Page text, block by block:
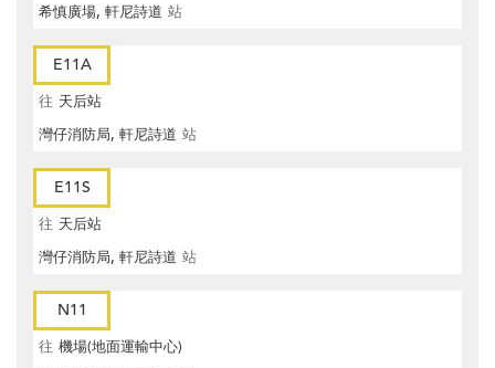
希慎廣場, 軒尼詩道 站
E11A
往 天后站
灣仔消防局, 軒尼詩道 站
E11S
往 天后站
灣仔消防局, 軒尼詩道 站
N11
往 機場(地面運輸中心)